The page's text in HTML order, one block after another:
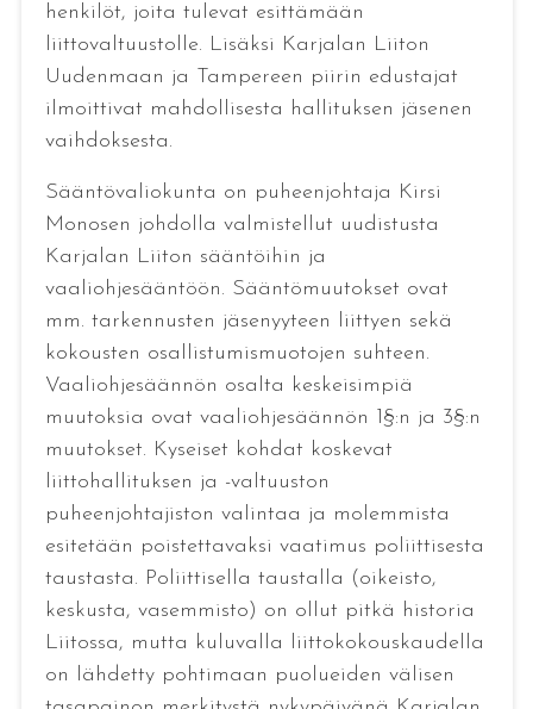
henkilöt, joita tulevat esittämään
liittovaltuustolle. Lisäksi Karjalan Liiton
Uudenmaan ja Tampereen piirin edustajat
ilmoittivat mahdollisesta hallituksen jäsenen
vaihdoksesta.
Sääntövaliokunta on puheenjohtaja Kirsi
Monosen johdolla valmistellut uudistusta
Karjalan Liiton sääntöihin ja
vaaliohjesääntöön. Sääntömuutokset ovat
mm. tarkennusten jäsenyyteen liittyen sekä
kokousten osallistumismuotojen suhteen.
Vaaliohjesäännön osalta keskeisimpiä
muutoksia ovat vaaliohjesäännön 1§:n ja 3§:n
muutokset. Kyseiset kohdat koskevat
liittohallituksen ja -valtuuston
puheenjohtajiston valintaa ja molemmista
esitetään poistettavaksi vaatimus poliittisesta
taustasta. Poliittisella taustalla (oikeisto,
keskusta, vasemmisto) on ollut pitkä historia
Liitossa, mutta kuluvalla liittokokouskaudella
on lähdetty pohtimaan puolueiden välisen